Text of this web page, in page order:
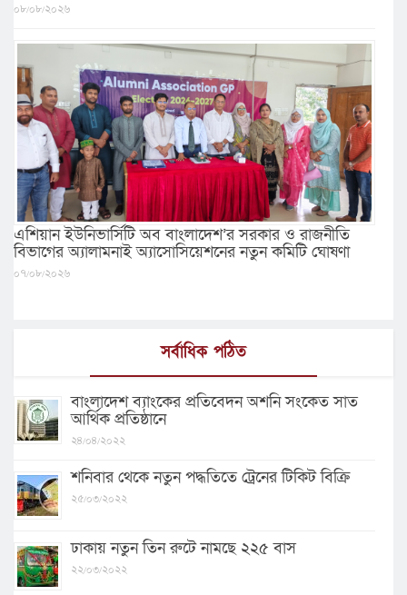
০৮/০৮/২০২৬
এশিয়ান ইউনিভার্সিটি অব বাংলাদেশ’র সরকার ও রাজনীতি
বিভাগের অ্যালামনাই অ্যাসোসিয়েশনের নতুন কমিটি ঘোষণা
০৭/০৮/২০২৬
সর্বাধিক পঠিত
বাংলাদেশ ব্যাংকের প্রতিবেদন অশনি সংকেত সাত
আর্থিক প্রতিষ্ঠানে
২৪/০৪/২০২২
শনিবার থেকে নতুন পদ্ধতিতে ট্রেনের টিকিট বিক্রি
২৫/০৩/২০২২
ঢাকায় নতুন তিন রুটে নামছে ২২৫ বাস
২২/০৩/২০২২